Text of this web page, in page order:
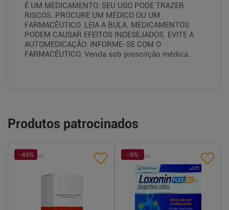
É UM MEDICAMENTO. SEU USO PODE TRAZER
RISCOS. PROCURE UM MÉDICO OU UM
FARMACÊUTICO. LEIA A BULA. MEDICAMENTOS
PODEM CAUSAR EFEITOS INDESEJADOS. EVITE A
AUTOMEDICAÇÃO: INFORME-SE COM O
FARMACÊUTICO. Venda sob prescrição médica.
Produtos patrocinados
Patrocinado
-49% Patrocinado
-6%